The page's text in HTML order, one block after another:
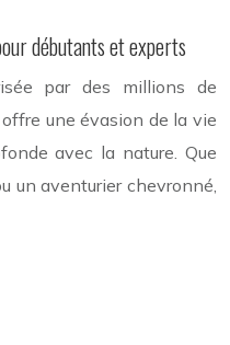
débutants et experts
par des millions de
une évasion de la vie
avec la nature. Que
un aventurier chevronné,